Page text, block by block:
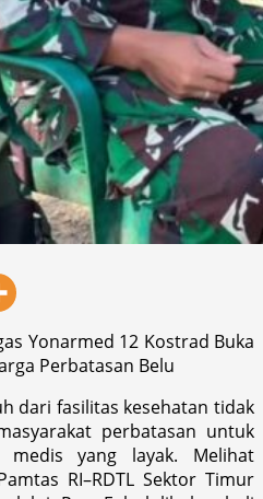
Yonarmed 12 Kostrad Buka
Perbatasan Belu
dari fasilitas kesehatan tidak
perbatasan untuk
medis yang layak. Melihat
RI–RDTL Sektor Timur